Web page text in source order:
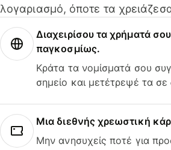
λογαριασμό, όποτε τα
Διαχειρίσου τα χρήματά
παγκοσμίως.
Κράτα τα νομίσματά σου
σημείο και μετέτρεψέ τα σε
Μια διεθνής χρεωστική
Μην ανησυχείς ποτέ για